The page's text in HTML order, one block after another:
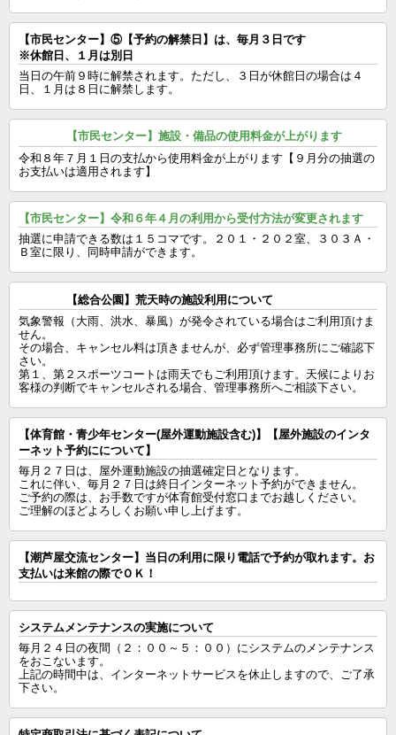
【市民センター】⑤【予約の解禁日】は、毎月３日です
※休館日、１月は別日
当日の午前９時に解禁されます。ただし、３日が休館日の場合は４
日、１月は８日に解禁します。
【市民センター】施設・備品の使用料金が上がります
令和８年７月１日の支払から使用料金が上がります【９月分の抽選の
お支払いは適用されます】
【市民センター】令和６年４月の利用から受付方法が変更されます
抽選に申請できる数は１５コマです。２０１・２０２室、３０３Ａ・
Ｂ室に限り、同時申請ができます。
【総合公園】荒天時の施設利用について
気象警報（大雨、洪水、暴風）が発令されている場合はご利用頂けま
せん。
その場合、キャンセル料は頂きませんが、必ず管理事務所にご確認下
さい。
第１、第２スポーツコートは雨天でもご利用頂けます。天候によりお
客様の判断でキャンセルされる場合、管理事務所へご相談下さい。
【体育館・青少年センター(屋外運動施設含む)】【屋外施設のインタ
ーネット予約にについて】
毎月２７日は、屋外運動施設の抽選確定日となります。
これに伴い、毎月２７日は終日インターネット予約ができません。
ご予約の際は、お手数ですが体育館受付窓口までお越しください。
ご理解のほどよろしくお願い申し上げます。
【潮芦屋交流センター】当日の利用に限り電話で予約が取れます。お
支払いは来館の際でＯＫ！
システムメンテナンスの実施について
毎月２４日の夜間（２：００～５：００）にシステムのメンテナンス
をおこないます。
上記の時間中は、インターネットサービスを休止しますので、ご了承
下さい。